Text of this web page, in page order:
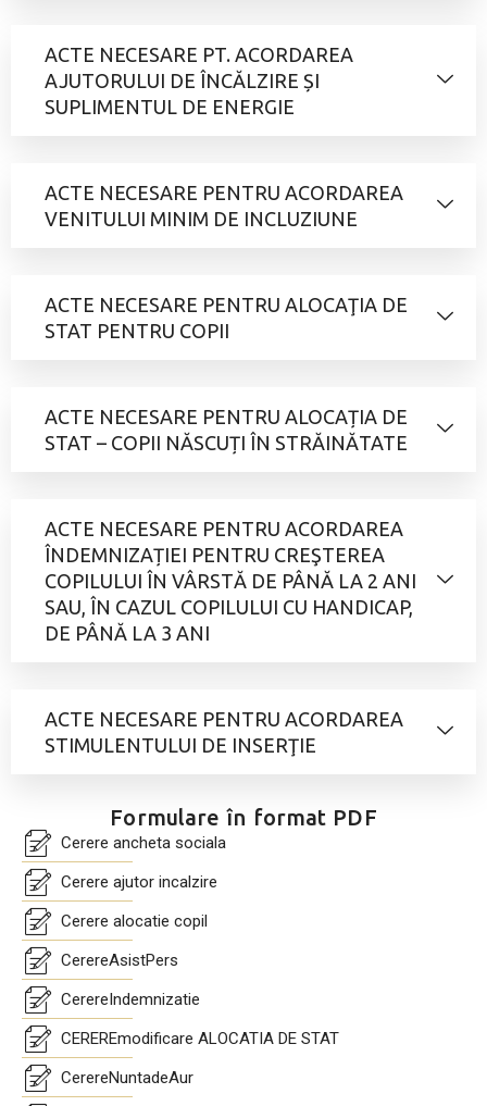
ACTE NECESARE PT. ACORDAREA
AJUTORULUI DE ÎNCĂLZIRE ȘI
SUPLIMENTUL DE ENERGIE
ACTE NECESARE PENTRU ACORDAREA
VENITULUI MINIM DE INCLUZIUNE
ACTE NECESARE PENTRU ALOCAŢIA DE
STAT PENTRU COPII
ACTE NECESARE PENTRU ALOCAȚIA DE
STAT – COPII NĂSCUȚI ÎN STRĂINĂTATE
ACTE NECESARE PENTRU ACORDAREA
ÎNDEMNIZAȚIEI PENTRU CREŞTEREA
COPILULUI ÎN VÂRSTĂ DE PÂNĂ LA 2 ANI
SAU, ÎN CAZUL COPILULUI CU HANDICAP,
DE PÂNĂ LA 3 ANI
ACTE NECESARE PENTRU ACORDAREA
STIMULENTULUI DE INSERŢIE
Formulare în format PDF
Cerere ancheta sociala
Cerere ajutor incalzire
Cerere alocatie copil
CerereAsistPers
CerereIndemnizatie
CEREREmodificare ALOCATIA DE STAT
CerereNuntadeAur